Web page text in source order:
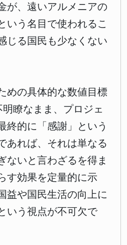
が、遠いアルメニアの
いう名目で使われるこ
じる国民も少なくない
めの具体的な数値目標
明瞭なまま、プロジェ
終的に「感謝」という
あれば、それは単なる
ないと言わざるを得ま
す効果を定量的に示
益や国民生活の向上に
いう視点が不可欠で